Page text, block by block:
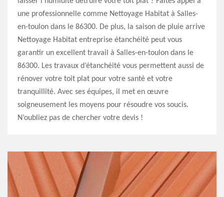
une professionnelle comme Nettoyage Habitat à Salles-
en-toulon dans le 86300. De plus, la saison de pluie arrive
Nettoyage Habitat entreprise étanchéité peut vous
garantir un excellent travail à Salles-en-toulon dans le
86300. Les travaux d’étanchéité vous permettent aussi de
rénover votre toit plat pour votre santé et votre
tranquillité. Avec ses équipes, il met en œuvre
soigneusement les moyens pour résoudre vos soucis.
N’oubliez pas de chercher votre devis !